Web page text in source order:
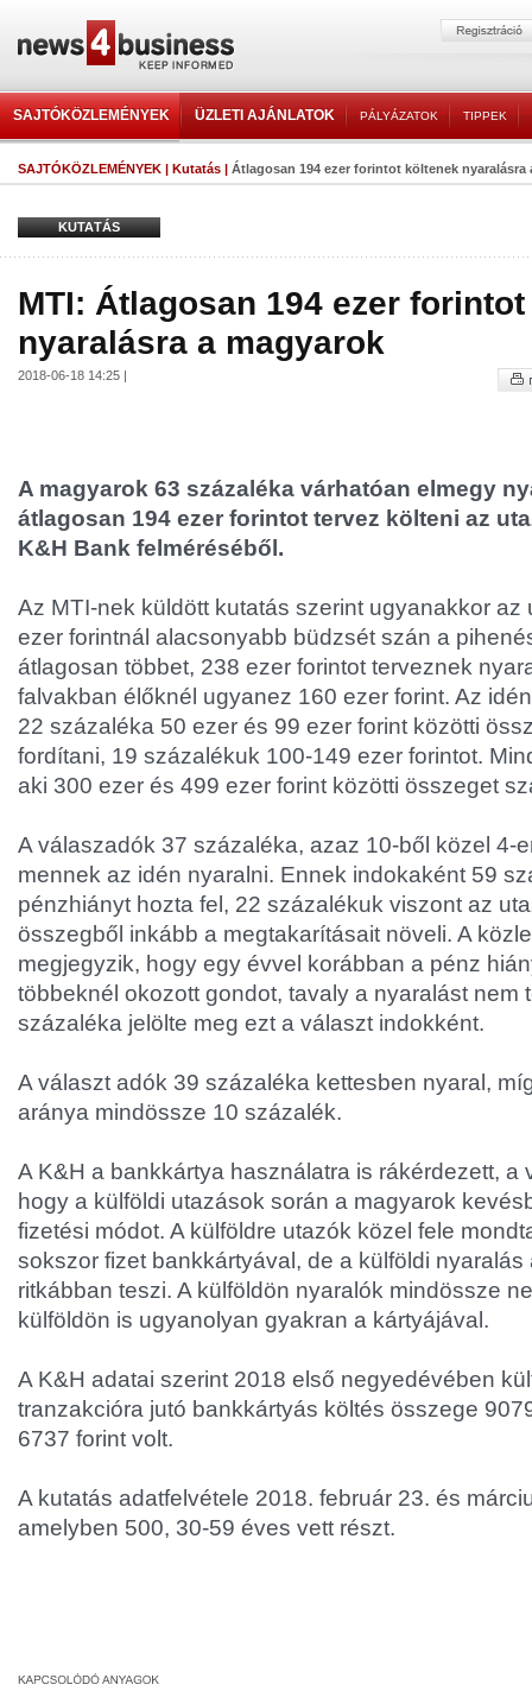
SAJTÓKÖZLEMÉNYEK ÜZLETI AJÁNLATOK PÁLYÁZATOK TIPPEK
SAJTÓKÖZLEMÉNYEK | Kutatás | Átlagosan 194 ezer forintot költenek nyaralásra
KUTATÁS
MTI: Átlagosan 194 ezer
nyaralásra a magyarok
2018-06-18 14:25 |
A magyarok 63 százaléka várhatóan elmegy
átlagosan 194 ezer forintot tervez költeni az
K&H Bank felméréséből.
Az MTI-nek küldött kutatás szerint ugyanakkor az
ezer forintnál alacsonyabb büdzsét szán a
átlagosan többet, 238 ezer forintot terveznek
falvakban élőknél ugyanez 160 ezer forint. Az
22 százaléka 50 ezer és 99 ezer forint közötti
fordítani, 19 százalékuk 100-149 ezer forintot.
aki 300 ezer és 499 ezer forint közötti összeget
A válaszadók 37 százaléka, azaz 10-ből közel 4-
mennek az idén nyaralni. Ennek indokaként 59
pénzhiányt hozta fel, 22 százalékuk viszont az
összegből inkább a megtakarításait növeli. A
megjegyzik, hogy egy évvel korábban a pénz
többeknél okozott gondot, tavaly a nyaralást nem
százaléka jelölte meg ezt a választ indokként.
A választ adók 39 százaléka kettesben nyaral,
aránya mindössze 10 százalék.
A K&H a bankkártya használatra is rákérdezett, a
hogy a külföldi utazások során a magyarok
fizetési módot. A külföldre utazók közel fele
sokszor fizet bankkártyával, de a külföldi nyaralás
ritkábban teszi. A külföldön nyaralók mindössze
külföldön is ugyanolyan gyakran a kártyájával.
A K&H adatai szerint 2018 első negyedévében
tranzakcióra jutó bankkártyás költés összege
6737 forint volt.
A kutatás adatfelvétele 2018. február 23. és
amelyben 500, 30-59 éves vett részt.